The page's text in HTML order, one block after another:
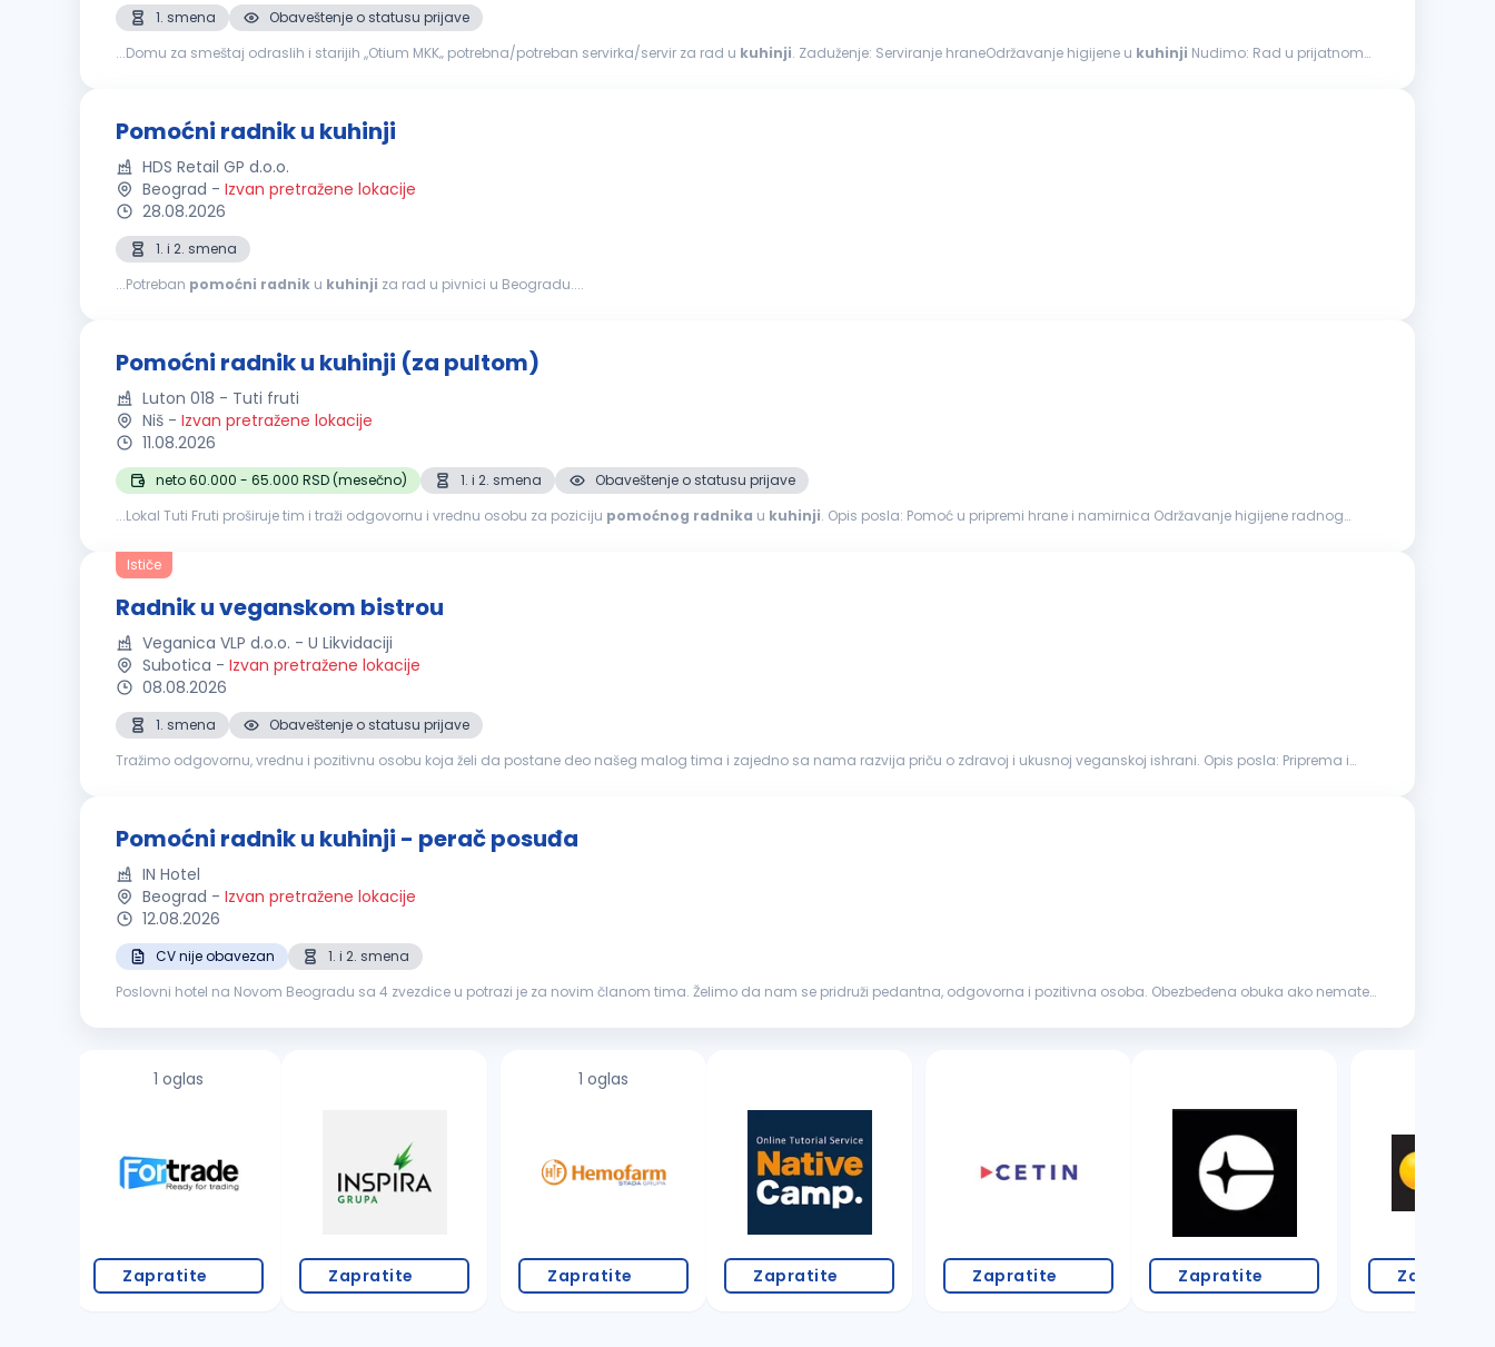
1. smena
Obaveštenje o statusu prijave
...Domu za smeštaj odraslih i starijih ,,Otium MKK‚‚ potrebna/potreban servirka/servir za rad u kuhinji. Zaduženje: Serviranje hraneOdržavanje higijene u kuhinji Nudimo: Rad u prijatnom
Pomoćni radnik u kuhinji
HDS Retail GP d.o.o.
Beograd - Izvan pretražene lokacije
28.08.2026
1. i 2. smena
...Potreban pomoćni radnik u kuhinji za rad u pivnici u Beogradu....
Pomoćni radnik u kuhinji (za pultom)
Luton 018 - Tuti fruti
Niš - Izvan pretražene lokacije
11.08.2026
neto 60.000 - 65.000 RSD (mesečno) 1. i 2. smena
Obaveštenje o statusu prijave
...Lokal Tuti Fruti proširuje tim i traži odgovornu i vrednu osobu za poziciju pomoćnog radnika u kuhinji. Opis posla: Pomoć u pripremi hrane i namirnica Održavanje higijene radnog
Ističe
Radnik u veganskom bistrou
Veganica VLP d.o.o. - U Likvidaciji
Subotica - Izvan pretražene lokacije
08.08.2026
1. smena
Obaveštenje o statusu prijave
Tražimo odgovornu, vrednu i pozitivnu osobu koja želi da postane deo našeg malog tima i zajedno sa nama razvija priču o zdravoj i ukusnoj veganskoj ishrani. Opis posla: Priprema i
Pomoćni radnik u kuhinji - perač posuđa
IN Hotel
Beograd - Izvan pretražene lokacije
12.08.2026
CV nije obavezan
1. i 2. smena
Poslovni hotel na Novom Beogradu sa 4 zvezdice u potrazi je za novim članom tima. Želimo da nam se pridruži pedantna, odgovorna i pozitivna osoba. Obezbeđena obuka ako nemate
1 oglas
Zapratite Zapratite
1 oglas
Zapratite Zapratite Zapratite Zapratite Zapratite